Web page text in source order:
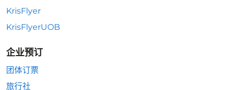
KrisFlyer
KrisFlyerUOB
企业预订
团体订票
旅行社